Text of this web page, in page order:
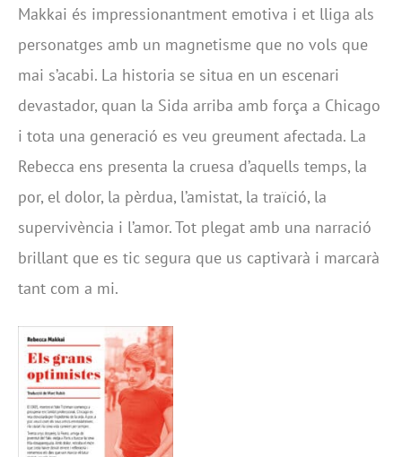
Makkai és impressionantment emotiva i et lliga als
personatges amb un magnetisme que no vols que
mai s’acabi. La historia se situa en un escenari
devastador, quan la Sida arriba amb força a Chicago
i tota una generació es veu greument afectada. La
Rebecca ens presenta la cruesa d’aquells temps, la
por, el dolor, la pèrdua, l’amistat, la traïció, la
supervivència i l’amor. Tot plegat amb una narració
brillant que es tic segura que us captivarà i marcarà
tant com a mi.